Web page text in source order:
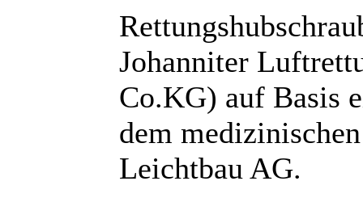
Johanniter
Co.KG) auf Basis
dem
Leichtbau AG.